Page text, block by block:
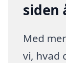
siden
Med
vi, hvad